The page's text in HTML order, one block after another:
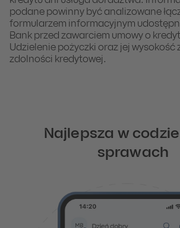
podane powinny być analizowane
formularzem informacyjnym
Bank przed zawarciem umowy o
Udzielenie pożyczki oraz jej wysokość
zdolności kredytowej.
Najlepsza w
sprawach